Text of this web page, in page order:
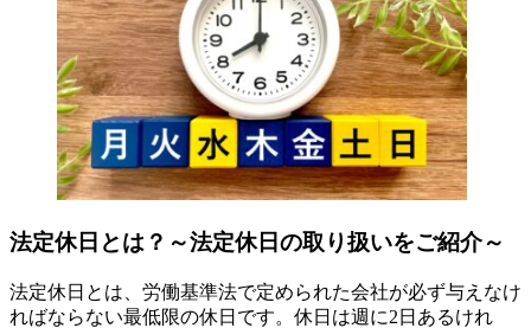
法定休日とは？～法定休日の取り扱いをご紹介～
法定休日とは、労働基準法で定められた会社が必ず与えなけ
ればならない最低限の休日です。休日は週に2日あるけれ